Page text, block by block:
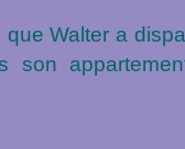
que Walter a
son